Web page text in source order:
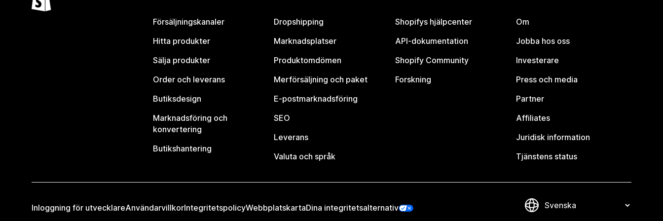
Försäljningskanaler
Hitta produkter
Sälja produkter
Order och leverans
Butiksdesign
Marknadsföring och
konvertering
Butikshantering
Dropshipping
Marknadsplatser
Produktomdömen
Merförsäljning och paket
E-postmarknadsföring
SEO
Leverans
Valuta och språk
Shopifys hjälpcenter
API-dokumentation
Shopify Community
Forskning
Om
Jobba hos oss
Investerare
Press och media
Partner
Affiliates
Juridisk information
Tjänstens status
Inloggning för utvecklareAnvändarvillkorIntegritetspolicyWebbplatskartaDina integritetsalternativ